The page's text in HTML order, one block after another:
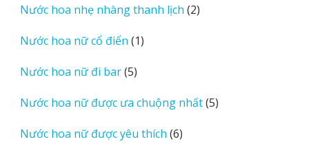
phẩm
Nước hoa nhẹ nhàng thanh lịch 22
Nước hoa nữ cổ điển 11
Nước hoa nữ đi bar 55
phẩm
Nước hoa nữ được ưa chuộng nhất 55
Nước hoa nữ được yêu thích 66